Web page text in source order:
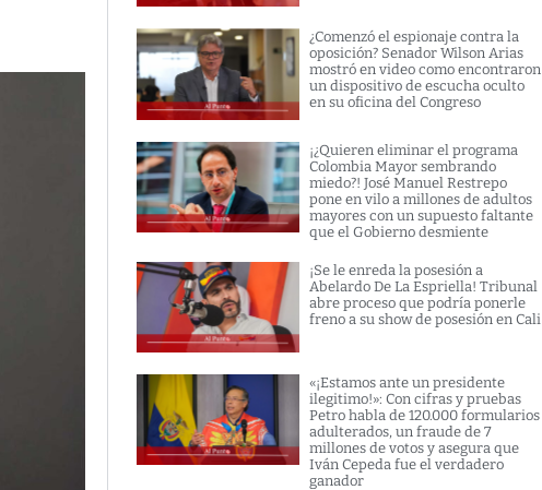
¿Comenzó el espionaje contra la
oposición? Senador Wilson Arias
mostró en video como encontraron
un dispositivo de escucha oculto
en su oficina del Congreso
¡¿Quieren eliminar el programa
Colombia Mayor sembrando
miedo?! José Manuel Restrepo
pone en vilo a millones de adultos
mayores con un supuesto faltante
que el Gobierno desmiente
¡Se le enreda la posesión a
Abelardo De La Espriella! Tribunal
abre proceso que podría ponerle
freno a su show de posesión en Cali
«¡Estamos ante un presidente
ilegitimo!»: Con cifras y pruebas
Petro habla de 120.000 formularios
adulterados, un fraude de 7
millones de votos y asegura que
Iván Cepeda fue el verdadero
ganador